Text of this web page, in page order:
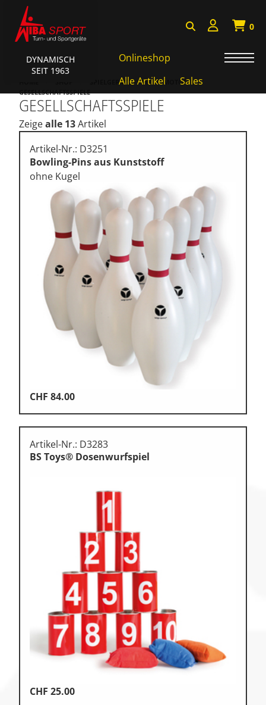
DYNAMISCH
SEIT 1963
0
Onlineshop
Alle Artikel
Sales
AKTIONEN • WIBA SPORT
Badminton • Faustball
Cube Sports
Fitness • Funktional Training
Fussball • Handballtore
Hockey • Tchouk • Funball
Kampfsport
Klettern & Bouldern
Leichtathletik
Spielgeräte • Psychomotorik
Technische Dokumentation
Turnen • Gymnastik • Ballett
Zu den Ersatzteilen
Zu den Print Medien
SPIELGERÄTE • PSYCHOMOTORIK
GESELLSCHAFTSSPIELE
GESELLSCHAFTSSPIELE
Zeigealle 13Artikel
Artikel-Nr.: D3251
Bowling-Pins aus Kunststoff
ohne Kugel
CHF 84.00
Artikel-Nr.: D3283
BS Toys® Dosenwurfspiel
CHF 25.00